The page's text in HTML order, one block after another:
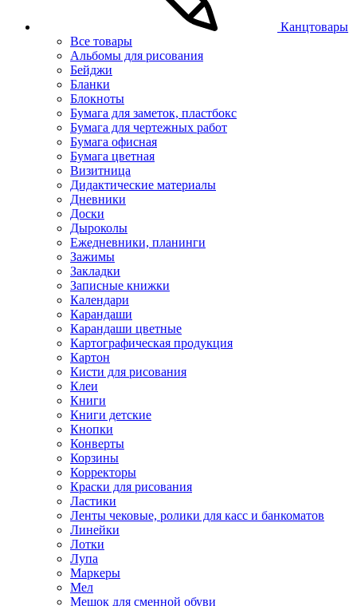
Канцтовары
Все товары
Альбомы для рисования
Бейджи
Бланки
Блокноты
Бумага для заметок, пластбокс
Бумага для чертежных работ
Бумага офисная
Бумага цветная
Визитница
Дидактические материалы
Дневники
Доски
Дыроколы
Ежедневники, планинги
Зажимы
Закладки
Записные книжки
Календари
Карандаши
Карандаши цветные
Картографическая продукция
Картон
Кисти для рисования
Клеи
Книги
Книги детские
Кнопки
Конверты
Корзины
Корректоры
Краски для рисования
Ластики
Ленты чековые, ролики для касс и банкоматов
Линейки
Лотки
Лупа
Маркеры
Мел
Мешок для сменной обуви